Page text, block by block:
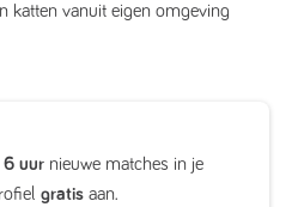
katten vanuit eigen omgeving
6 uur nieuwe matches in je
gratis aan.